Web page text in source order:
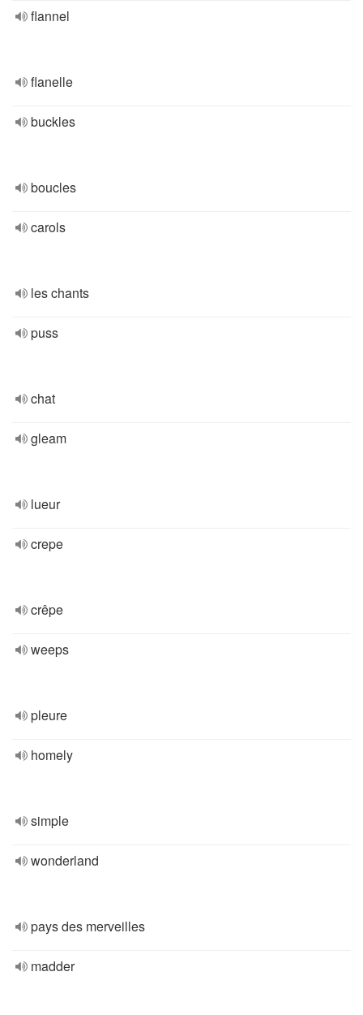
flannel
flanelle
buckles
boucles
carols
les chants
puss
chat
gleam
lueur
crepe
crêpe
weeps
pleure
homely
simple
wonderland
pays des merveilles
madder